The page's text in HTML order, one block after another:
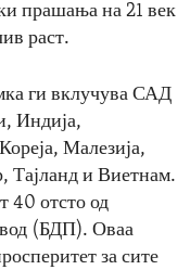
прашања на 21 век
раст.
ги вклучува САД
Индија,
Малезија,
и Виетнам.
40 отсто од
(БДП). Оваа
за сите